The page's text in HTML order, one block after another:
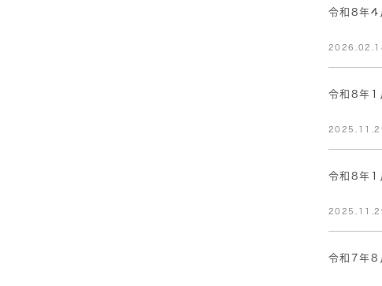
令和8年4
令和8年1
令和8年1
令和7年8